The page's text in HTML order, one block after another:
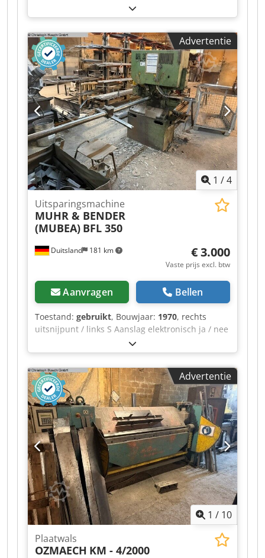
Inbouwhoogte: 195 mm Totale
vermogensbehoefte: 1,5 kW Gewicht van de
machine: ca. 330-400 kg Crodpsztf Anofx Anzef
Advertentie
1 /4
Duitsland 181 km
Uitsparingsmachine
MUHR & BENDER
(MUBEA) BFL 350
€ 3.000
Vaste prijs excl. btw
Aanvragen Bellen
Toestand: gebruikt, Bouwjaar: 1970, rechts
uitsnijpunt / links S Aanslag elektronisch ja / nee
Voetpedaal mechanisch Machinegewicht ca. 1,3
ton Typische functies zijn: Gaten ponsen
Platstaal snijden Rond- en vierkantstaal snijden
Hoekijzer snijden Uitsnijden De belangrijkste
technische gegevens: Credpfxoztf Aho Anzef
Ponskracht: ca. 35 ton (350 kN) Platstaal: tot ca.
150 × 13 mm Rondstaal: tot 30 mm Vierkantstaal:
tot 28 mm Gaten maken: bijvoorbeeld tot Ø 28
mm in 10 mm staal (afhankelijk van het
gereedschap en de materiaalkracht) De BFL 350
wordt beschouwd als een zeer robuuste
machine. Veel exemplaren uit de vroege jaren 80
zijn nog steeds in gebruik, mits de hydrauliek en
de geleidingen regelmatig zijn onderhouden.
Reserveonderdelen en stempels/matrijzen zijn
deels nog verkrijgbaar of kunnen worden
nagemaakt.
Advertentie
1 / 10
Plaatwals
OZMAECH KM - 4/2000